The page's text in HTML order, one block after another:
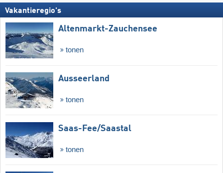
Vakantieregio's
Altenmarkt-Zauchensee
tonen
Ausseerland
tonen
Saas-Fee/​Saastal
tonen